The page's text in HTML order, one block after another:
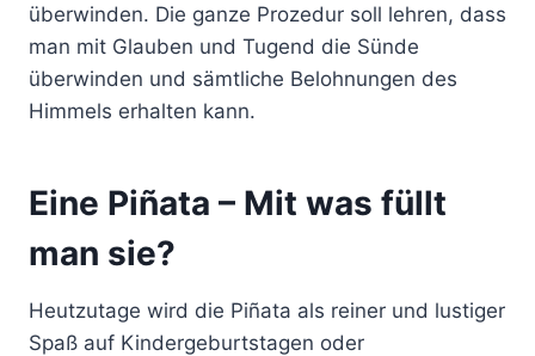
überwinden. Die ganze Prozedur soll lehren, dass
man mit Glauben und Tugend die Sünde
überwinden und sämtliche Belohnungen des
Himmels erhalten kann.
Eine Piñata – Mit was füllt
man sie?
Heutzutage wird die Piñata als reiner und lustiger
Spaß auf Kindergeburtstagen oder